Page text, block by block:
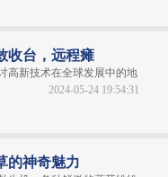
收台，远程瘫
高新技术在全球发展中的地
2024-05-24 19:54:31
的神奇魅力